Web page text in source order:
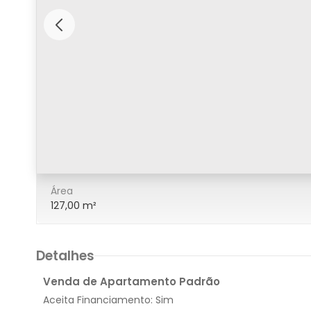
Área
127,00 m²
Detalhes
Venda de Apartamento Padrão
Aceita Financiamento: Sim